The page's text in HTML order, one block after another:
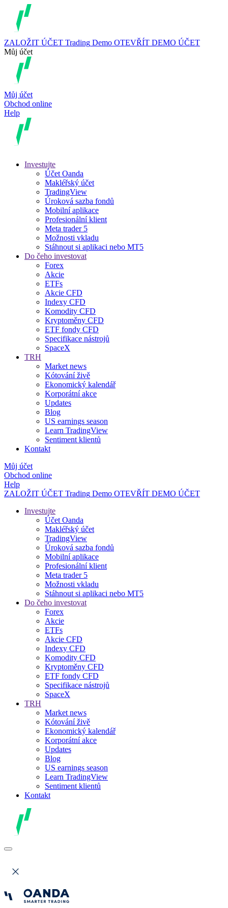
ZALOŽIT ÚČET Trading Demo OTEVŘÍT DEMO ÚČET
Můj účet
Můj účet
Obchod online
Help
Investujte
Účet Oanda
Makléřský účet
TradingView
Úroková sazba fondů
Mobilní aplikace
Profesionální klient
Meta trader 5
Možnosti vkladu
Stáhnout si aplikaci nebo MT5
Do čeho investovat
Forex
Akcie
ETFs
Akcie CFD
Indexy CFD
Komodity CFD
Kryptoměny CFD
ETF fondy CFD
Specifikace nástrojů
SpaceX
TRH
Market news
Kótování živě
Ekonomický kalendář
Korporátní akce
Updates
Blog
US earnings season
Learn TradingView
Sentiment klientů
Kontakt
Můj účet
Obchod online
Help
ZALOŽIT ÚČET Trading Demo OTEVŘÍT DEMO ÚČET
Investujte
Účet Oanda
Makléřský účet
TradingView
Úroková sazba fondů
Mobilní aplikace
Profesionální klient
Meta trader 5
Možnosti vkladu
Stáhnout si aplikaci nebo MT5
Do čeho investovat
Forex
Akcie
ETFs
Akcie CFD
Indexy CFD
Komodity CFD
Kryptoměny CFD
ETF fondy CFD
Specifikace nástrojů
SpaceX
TRH
Market news
Kótování živě
Ekonomický kalendář
Korporátní akce
Updates
Blog
US earnings season
Learn TradingView
Sentiment klientů
Kontakt